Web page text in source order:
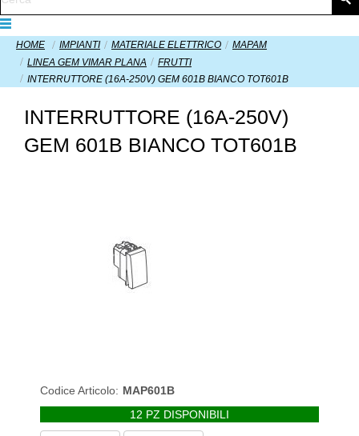
HOME IMPIANTI MATERIALE ELETTRICO
MAPAM
LINEA GEM VIMAR PLANA
FRUTTI
INTERRUTTORE (16A-250V) GEM 601B BIANCO TOT601B
INTERRUTTORE (16A-250V)
GEM 601B BIANCO TOT601B
Codice Articolo: MAP601B
12 PZ DISPONIBILI